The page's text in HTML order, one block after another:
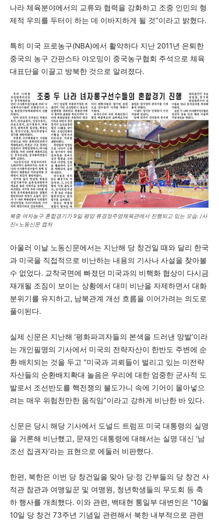
나라 체육분야에서의 교류와 협력을 강화하고 조중 인민의 형
제적 우의를 두터이 하는 데 이바지하게 될 것”이라고 밝혔다.
특히 미국 프로농구(NBA)에서 활약하다 지난 2011년 은퇴한
중국의 농구 간판스타 야오밍이 중국농구협회 주석으로 체육
대표단을 이끌고 방북한 것으로 알려졌다.
북중 여자농구 혼합경기가 9일 평양 류경정주영체육관에서 진행되고 있는 모습. /사
진=노동신문 캡처
아울러 이날 노동신문에서는 지난해 당 창건일 때와 달리 한국
과 미국을 직접적으로 비난하는 내용의 기사나 사설을 찾아볼
수 없었다. 교착국면에 빠졌던 미국과의 비핵화 협상이 다시금
재개될 조짐이 보이는 상황에서 대미 비난을 자제하면서 대화
분위기를 유지하고, 남북관계 개선 흐름을 이어가려는 의도로
풀이된다.
실제 신문은 지난해 ‘평화파괴자들의 본색을 드러낸 망발’이라
는 개인필명의 기사에서 미국의 전략자산이 한반도 주변에 순
환 배치되는 것을 두고 “미국과 괴뢰들이 벌리고 있는 미전략
자산들의 순환배치확대 놀음은 우리에 대한 엄중한 군사적 도
발로서 조선반도를 핵전쟁의 불도가니 속에 기어이 몰아넣으
려는 매우 위험천만한 움직임”이라고 강하게 비난한 바 있다.
신문은 당시 해당 기사에서 도널드 트럼프 미국 대통령의 실명
을 거론해 비난했고, 문재인 대통령에 대해서는 실명 대신 ‘남
조선 집권자’라는 표현으로 에둘러 비판했다.
한편, 북한은 이번 당 창건일을 맞아 당·정 간부들의 당 창건 사
적관 참관과 여맹일꾼 및 여맹원, 청년학생들의 무도회 등 축
하 행사를 개최했다. 이와 관련, 백태현 통일부 대변인은 “10월
10일 당 창건 73주년 기념일 관련해서 북한 내부적으로 관련